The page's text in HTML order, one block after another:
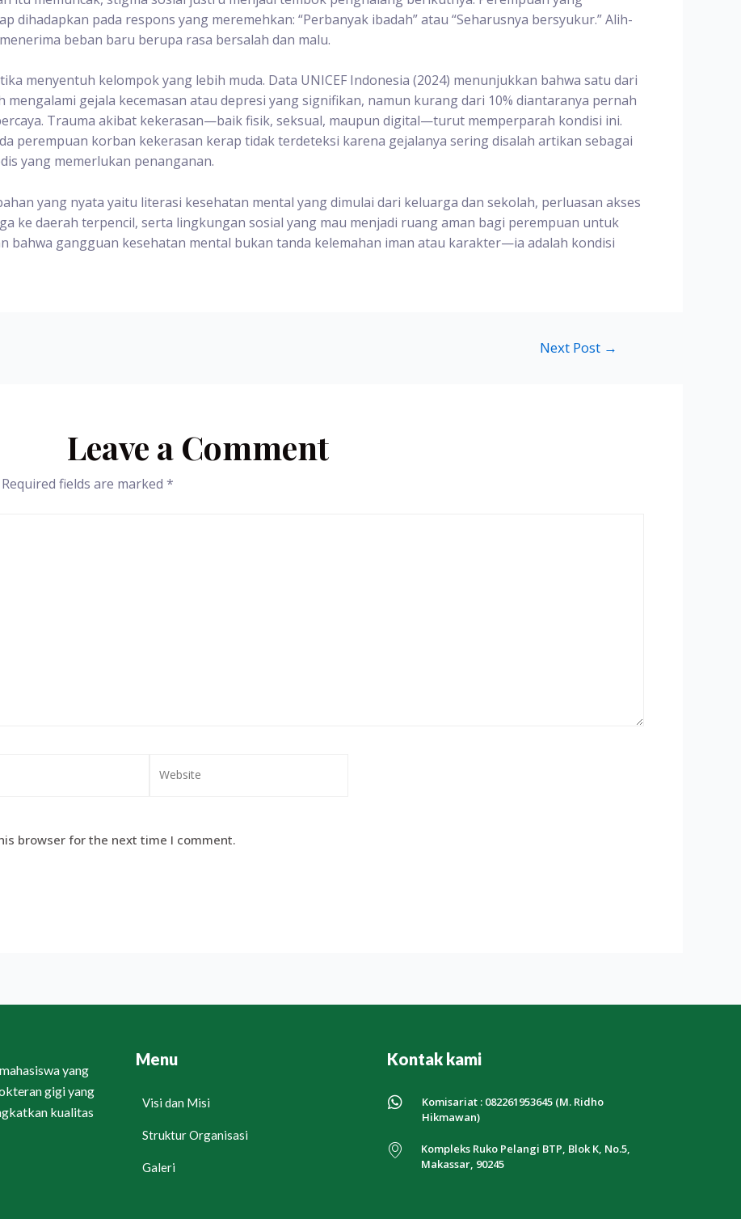
dihadapkan pada respons yang meremehkan: “Perbanyak ibadah” atau “Seharusnya bersyukur.” Alih-
beban baru berupa rasa bersalah dan malu.
menyentuh kelompok yang lebih muda. Data UNICEF Indonesia (2024) menunjukkan bahwa satu dari
gejala kecemasan atau depresi yang signifikan, namun kurang dari 10% diantaranya pernah
Trauma akibat kekerasan—baik fisik, seksual, maupun digital—turut memperparah kondisi ini.
perempuan korban kekerasan kerap tidak terdeteksi karena gejalanya sering disalah artikan sebagai
yang memerlukan penanganan.
yang nyata yaitu literasi kesehatan mental yang dimulai dari keluarga dan sekolah, perluasan akses
ke daerah terpencil, serta lingkungan sosial yang mau menjadi ruang aman bagi perempuan untuk
bahwa gangguan kesehatan mental bukan tanda kelemahan iman atau karakter—ia adalah kondisi
Next Post →
Leave a Comment
Required fields are marked *
browser for the next time I comment.
yang
gigi yang
kualitas
Menu
Visi dan Misi
Struktur Organisasi
Galeri
Kontak kami
Komisariat : 082261953645 (M. Ridho
Hikmawan)
Kompleks Ruko Pelangi BTP, Blok K, No.5,
Makassar, 90245